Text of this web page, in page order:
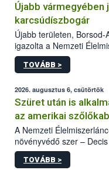
Újabb
karcsúdíszbogár
Újabb területen,
igazolta a Nemzeti
kőrisrontó
kártevőt nem csak
az intenzív felderítést,
hatósággal is
TOVÁBB >
2026. augusztus 6, csütörtök
Szüret után is
az amerikai
A Nemzeti
növényvédő szer –
engedélyokiratát
egészen a
TOVÁBB >